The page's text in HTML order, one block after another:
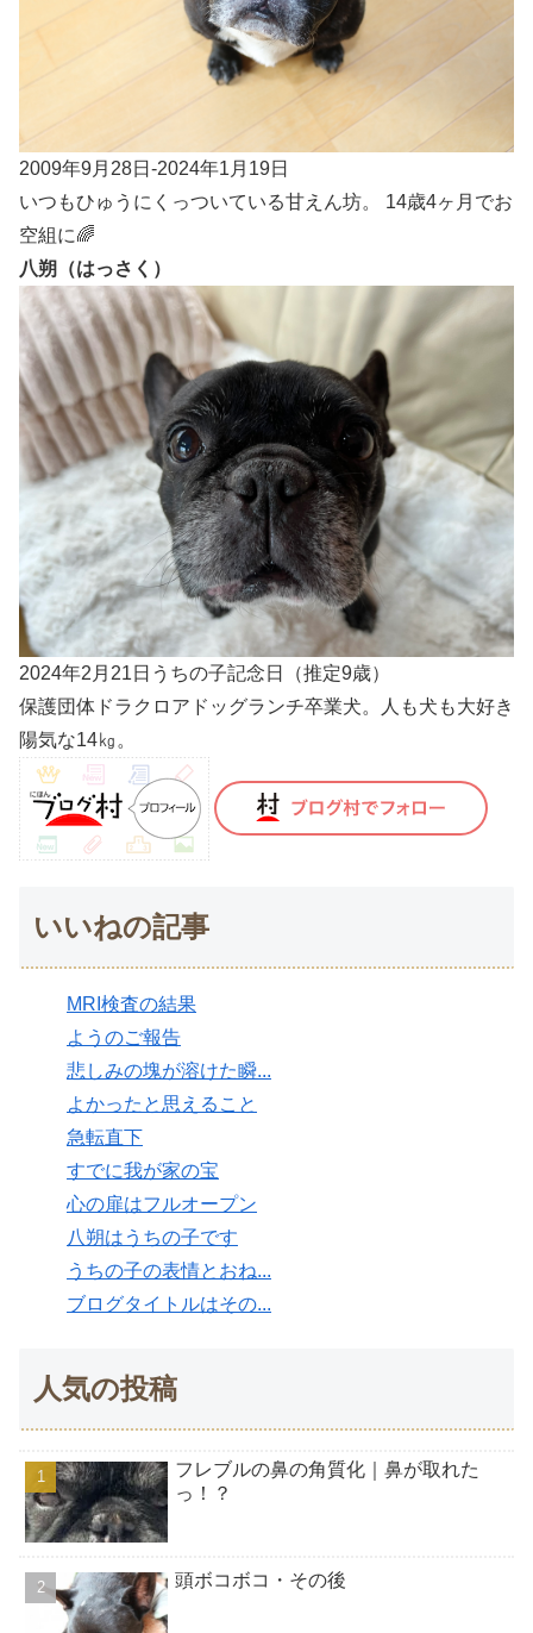
2009年9月28日-2024年1月19日
いつもひゅうにくっついている甘えん坊。 14歳4ヶ月でお
空組に🌈
八朔（はっさく）
2024年2月21日うちの子記念日（推定9歳）
保護団体ドラクロアドッグランチ卒業犬。人も犬も大好き
陽気な14㎏。
いいねの記事
MRI検査の結果
ようのご報告
悲しみの塊が溶けた瞬...
よかったと思えること
急転直下
すでに我が家の宝
心の扉はフルオープン
八朔はうちの子です
うちの子の表情とおね...
ブログタイトルはその...
人気の投稿
フレブルの鼻の角質化｜鼻が取れた
っ！？
頭ボコボコ・その後